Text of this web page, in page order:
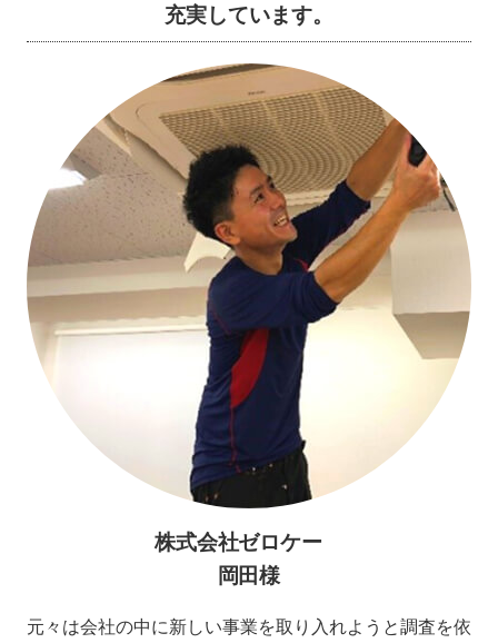
充実しています。
株式会社ゼロケー
岡田様
元々は会社の中に新しい事業を取り入れようと調査を依